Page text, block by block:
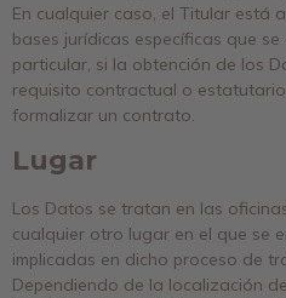
En cualquier caso, el Titular está
bases jurídicas específicas que
particular, si la obtención de los
requisito contractual o
formalizar un contrato.
Lugar
Los Datos se tratan en las
cualquier otro lugar en el que se
implicadas en dicho proceso de
Dependiendo de la localización